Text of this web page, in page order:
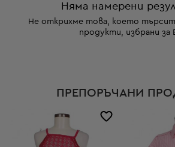
Няма намерени
Не открихме това, което
продукти, избрани за
ПРЕПОРЪЧАНИ